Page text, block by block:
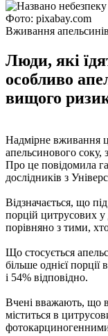
Фото: pixabay.com
Вживання
Люди, які
особливо
вищого
Надмірне вживання
апельсинового соку,
Про це повідомила
дослідників з
Відзначається, що
порцій цитрусових
порівняно з тими, хто
Що стосується
більше однієї
і 54% відповідно.
Вчені вважають, що
міститься в